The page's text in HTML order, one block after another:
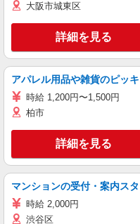
大阪市城東区
詳細を見る
アパレル用品や雑貨のピッ
時給 1,200円〜1,500円
柏市
詳細を見る
マンションの受付・案内ス
時給 2,000円
渋谷区